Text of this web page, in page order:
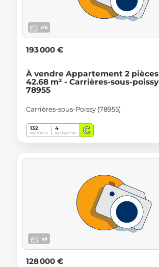
x16
193 000 €
À vendre Appartement 2 pièces
42.68 m² - Carrières-sous-poissy
78955
Carrières-sous-Poissy (78955)
132
kWh/m².an
4
Kg CO2/m².an C
x8
128 000 €